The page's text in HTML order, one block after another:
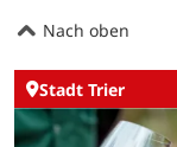
Nach oben
Stadt Trier